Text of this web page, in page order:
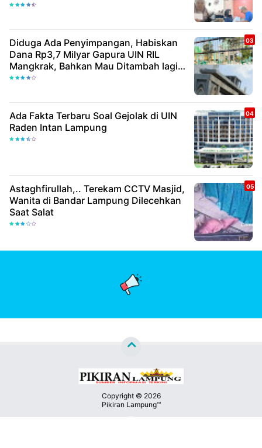
Diduga Ada Penyimpangan, Habiskan
Dana Rp3,7 Milyar Gapura UIN RIL
Mangkrak, Bahkan Mau Ditambah lagi 7
Milyar
Ada Fakta Terbaru Soal Gejolak di UIN
Raden Intan Lampung
Astaghfirullah,.. Terekam CCTV Masjid,
Wanita di Bandar Lampung Dilecehkan
Saat Salat
Copyright © 2026
Pikiran Lampung™